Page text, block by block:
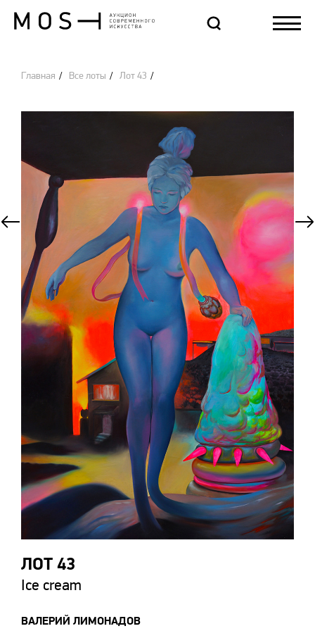
Главная Все лоты Лот 43
ВАЛЕРИЙ ЛИМОНАДОВ
Ice cream
ЛОТ 43